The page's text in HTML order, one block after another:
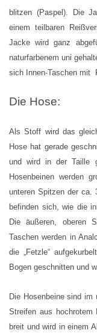
blitzen (Paspel). Die
einem teilbaren
Jacke wird ganz
naturfarbenem uni
sich Innen-Taschen mit
Die Hose:
Als Stoff wird das
Hose hat gerade
und wird in der Taille
Hosenbeinen werden
unteren Spitzen der ca.
befinden sich, wie die
Die äußeren, oberen
Taschen werden in
die „Fetzle“
Bogen geschnitten und
Die Hosenbeine sind im
Streifen aus
breit und wird in einem